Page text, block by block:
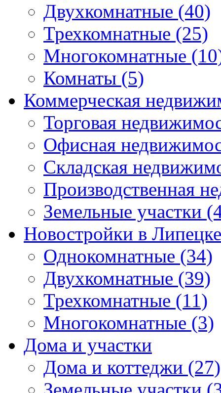
Двухкомнатные (40)
Трехкомнатные (25)
Многокомнатные
Комнаты (5)
Коммерческая
Торговая
Офисная
Складская
Производственная
Земельные участки
Новостройки в Липецке
Однокомнатные (34)
Двухкомнатные (39)
Трехкомнатные (11)
Многокомнатные (3)
Дома и участки
Дома и коттеджи (27)